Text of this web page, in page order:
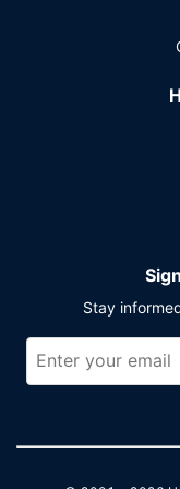
(mj.
hostům
Stay